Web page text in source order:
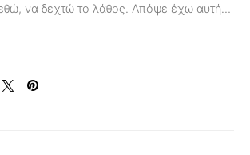
να δεχτώ το λάθος. Απόψε έχω αυτή…